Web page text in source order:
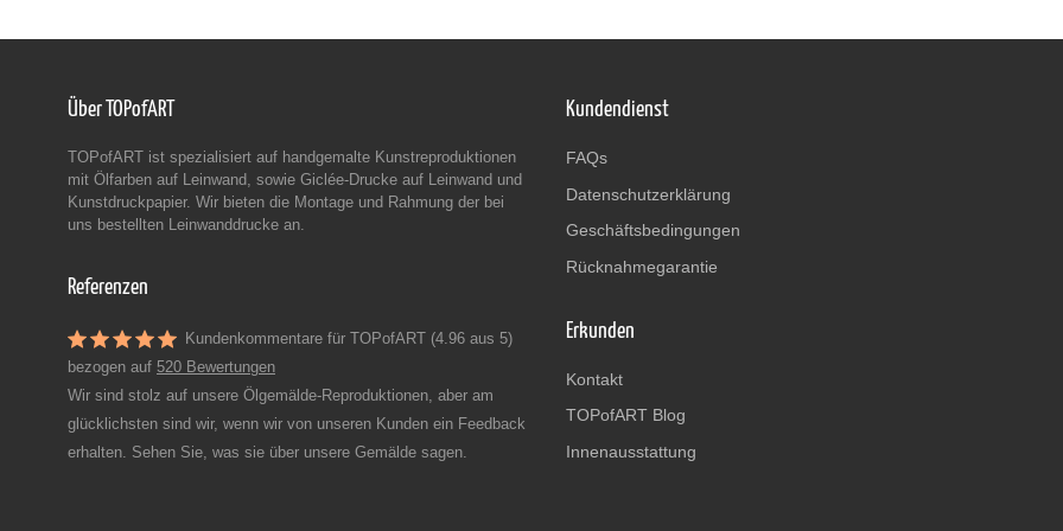
Über TOPofART
TOPofART ist spezialisiert auf handgemalte Kunstreproduktionen
mit Ölfarben auf Leinwand, sowie Giclée-Drucke auf Leinwand und
Kunstdruckpapier. Wir bieten die Montage und Rahmung der bei
uns bestellten Leinwanddrucke an.
Referenzen
Kundenkommentare für TOPofART (4.96 aus 5)
bezogen auf 520 Bewertungen
Wir sind stolz auf unsere Ölgemälde-Reproduktionen, aber am
glücklichsten sind wir, wenn wir von unseren Kunden ein Feedback
erhalten. Sehen Sie, was sie über unsere Gemälde sagen.
Kundendienst
FAQs
Datenschutzerklärung
Geschäftsbedingungen
Rücknahmegarantie
Erkunden
Kontakt
TOPofART Blog
Innenausstattung